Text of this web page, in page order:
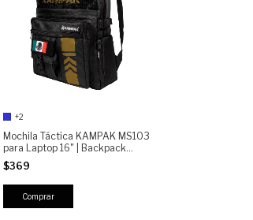
+2
Mochila Táctica KAMPAK MS103
para Laptop 16" | Backpack
Urbana Resistente-SEMI
repelente | 5 Compartimentos |
Capacidad 20 L
$369
Comprar